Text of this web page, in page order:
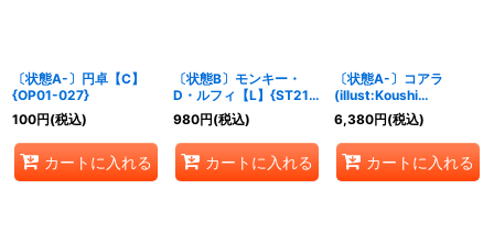
〔状態A-〕円卓【C】
{OP01-027}
100円(税込)
カートに入れる
〔状態B〕モンキー・
D・ルフィ【L】{ST21-
001}
980円(税込)
カートに入れる
〔状態A-〕コアラ
(illust:Koushi
Rokushiro)【SR】
{OP05-006}
6,380円(税込)
カートに入れる